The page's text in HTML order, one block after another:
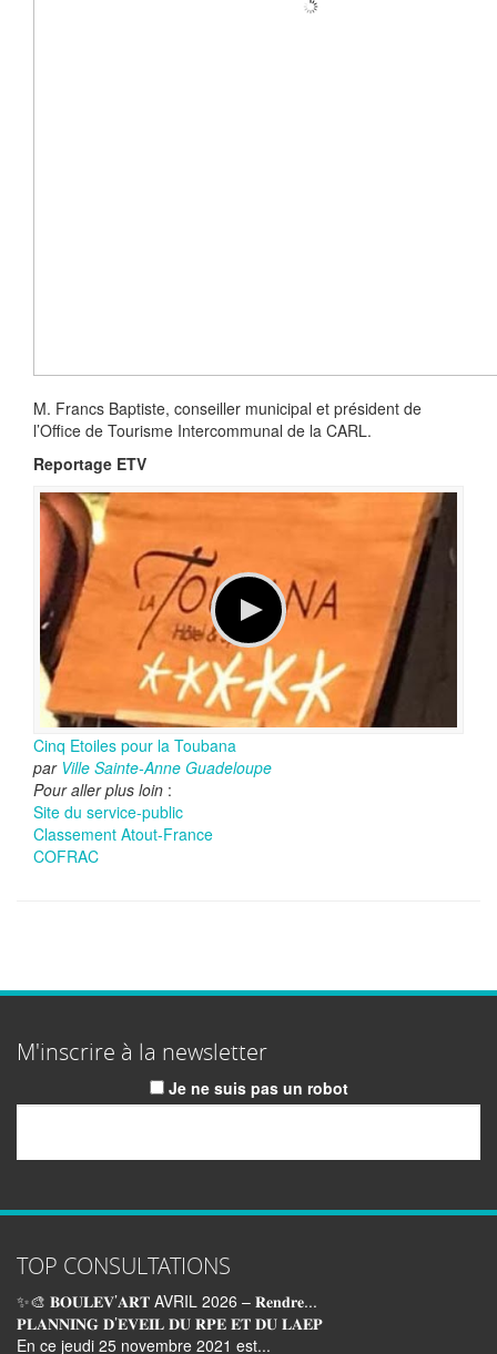
M. Francs Baptiste, conseiller municipal et président de
l’Office de Tourisme Intercommunal de la CARL.
Reportage ETV
Cinq Etoiles pour la Toubana
par Ville Sainte-Anne Guadeloupe
Pour aller plus loin :
Site du service-public
Classement Atout-France
COFRAC
M'inscrire à la newsletter
Je ne suis pas un robot
TOP CONSULTATIONS
✨🎨 𝐁𝐎𝐔𝐋𝐄𝐕’𝐀𝐑𝐓 AVRIL 2026 – 𝐑𝐞𝐧𝐝𝐫𝐞...
𝐏𝐋𝐀𝐍𝐍𝐈𝐍𝐆 𝐃’𝐄𝐕𝐄𝐈𝐋 𝐃𝐔 𝐑𝐏𝐄 𝐄𝐓 𝐃𝐔 𝐋𝐀𝐄𝐏
En ce jeudi 25 novembre 2021 est...